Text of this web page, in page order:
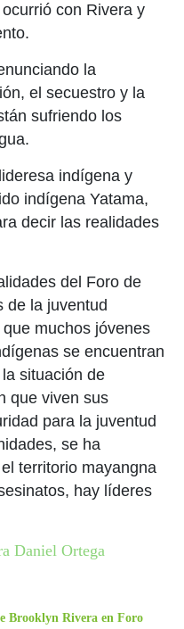
con Rivera y
la
el secuestro y la
sufriendo los
indígena y
indígena Yatama,
decir las realidades
del Foro de
de la juventud
muchos jóvenes
se encuentran
situación de
que viven sus
para la juventud
se ha
territorio mayangna
hay líderes
Daniel Ortega
Brooklyn Rivera en Foro